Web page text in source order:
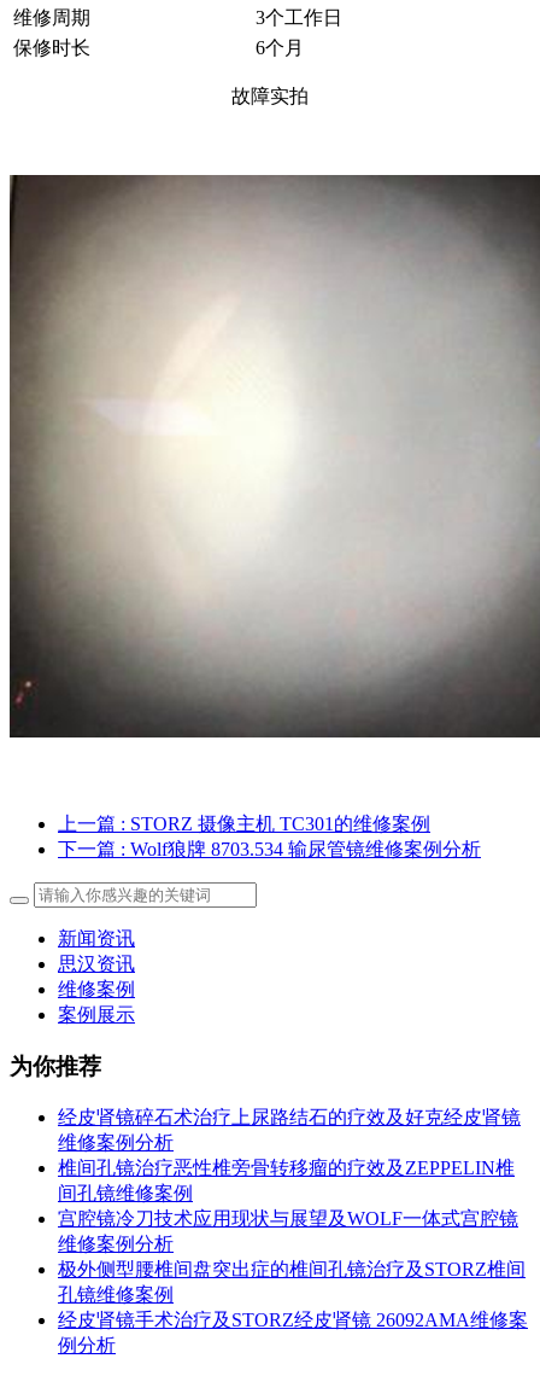
维修周期
3个工作日
保修时长
6个月
故障实拍
上一篇 : STORZ 摄像主机 TC301的维修案例
下一篇 : Wolf狼牌 8703.534 输尿管镜维修案例分析
新闻资讯
思汉资讯
维修案例
案例展示
为你推荐
经皮肾镜碎石术治疗上尿路结石的疗效及好克经皮肾镜
维修案例分析
椎间孔镜治疗恶性椎旁骨转移瘤的疗效及ZEPPELIN椎
间孔镜维修案例
宫腔镜冷刀技术应用现状与展望及WOLF一体式宫腔镜
维修案例分析
极外侧型腰椎间盘突出症的椎间孔镜治疗及STORZ椎间
孔镜维修案例
经皮肾镜手术治疗及STORZ经皮肾镜 26092AMA维修案
例分析